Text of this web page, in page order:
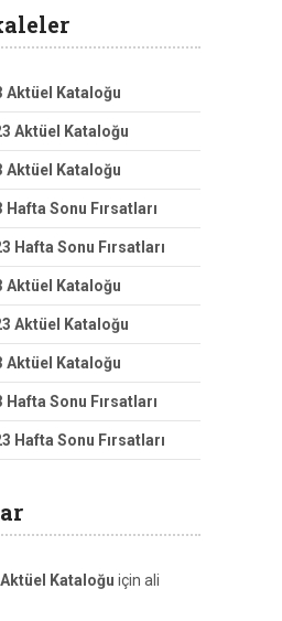
Aktüel Kataloğu
Aktüel Kataloğu
Aktüel Kataloğu
Sonu Fırsatları
Hafta Sonu Fırsatları
Aktüel Kataloğu
Aktüel Kataloğu
Aktüel Kataloğu
Sonu Fırsatları
Hafta Sonu Fırsatları
Kataloğu için ali